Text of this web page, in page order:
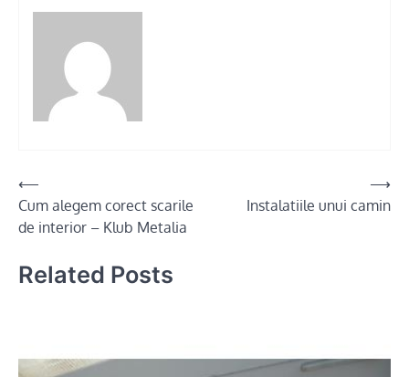
Post
navigation
⟵
Cum alegem corect scarile
de interior – Klub Metalia
Instalatiile unui camin
⟶
Related Posts